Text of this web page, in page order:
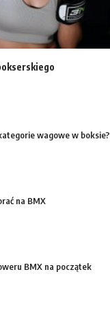
wagowe w boksie?
na BMX
BMX na początek